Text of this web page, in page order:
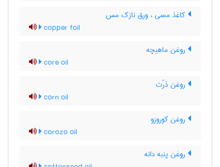
کاغذ مسی ، ورق نازک مس
copper foil
روغن ماهیچه
core oil
روغن ذرّت
corn oil
روغن کوروزو
corozo oil
روغن پنبه دانه